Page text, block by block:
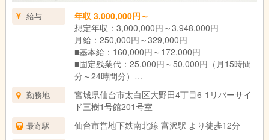
給与
年収 3,000,000円～
想定年収：3,000,000円～3,948,000円
月給：250,000円～329,000円
■基本給：160,000円～172,000円
■固定残業代：25,000円～50,000円（月15時間
分～24時間分）
■諸手当：65,000円～107,000円
＜試用期間中＞
月給：235,000円
勤務地
宮城県仙台市太白区大野田4丁目6-1リバーサイ
ド三樹1号館201号室
最寄駅 仙台市営地下鉄南北線 富沢駅 より徒歩12分